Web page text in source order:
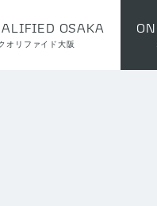
OSAKA
オリファイド大阪